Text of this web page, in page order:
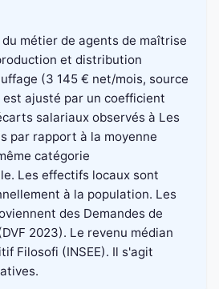
métier de agents de maîtrise
et distribution
(3 145 € net/mois, source
est ajusté par un coefficient
salariaux observés à Les
par rapport à la moyenne
catégorie
Les effectifs locaux sont
à la population. Les
des Demandes de
2023). Le revenu médian
Filosofi (INSEE). Il s'agit